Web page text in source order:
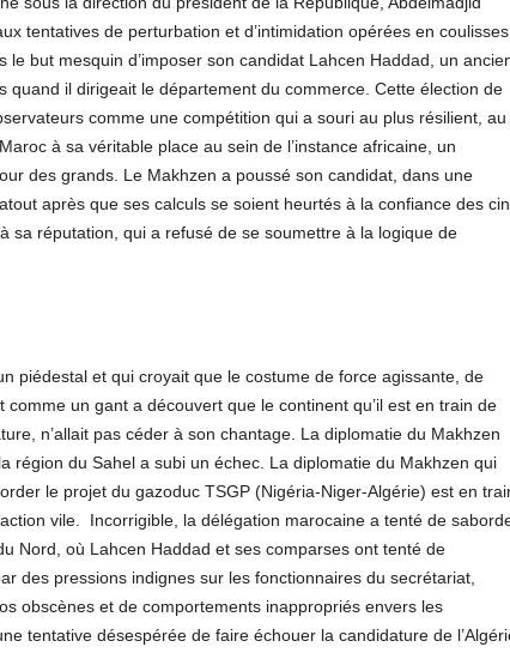
tentatives de perturbation et d’intimidation opérées en coulisses
le but mesquin d’imposer son candidat Lahcen Haddad, un
quand il dirigeait le département du commerce. Cette élection de
comme une compétition qui a souri au plus résilient, au
à sa véritable place au sein de l’instance africaine, un
des grands. Le Makhzen a poussé son candidat, dans une
après que ses calculs se soient heurtés à la confiance des
sa réputation, qui a refusé de se soumettre à la logique de
piédestal et qui croyait que le costume de force agissante, de
un gant a découvert que le continent qu’il est en train de
n’allait pas céder à son chantage. La diplomatie du Makhzen
région du Sahel a subi un échec. La diplomatie du Makhzen qui
le projet du gazoduc TSGP (Nigéria-Niger-Algérie) est en
vile. Incorrigible, la délégation marocaine a tenté de
Nord, où Lahcen Haddad et ses comparses ont tenté de
des pressions indignes sur les fonctionnaires du secrétariat,
obscènes et de comportements inappropriés envers les
tentative désespérée de faire échouer la candidature de